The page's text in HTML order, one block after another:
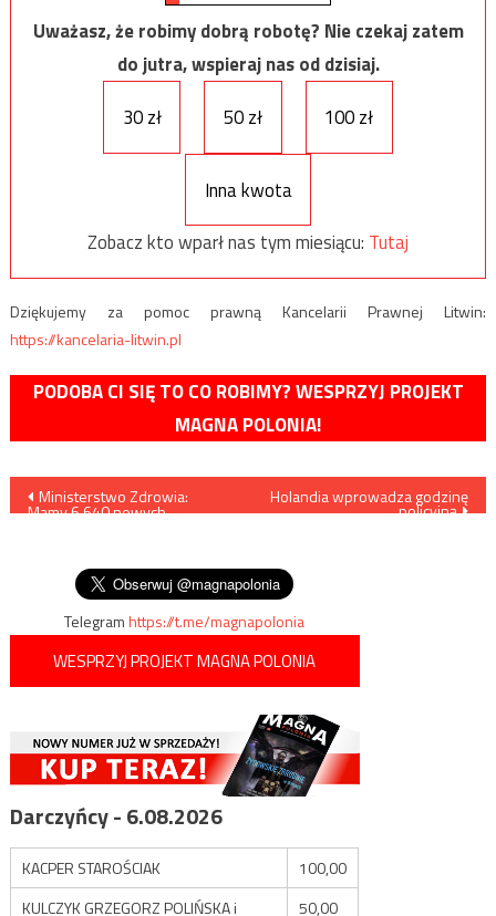
Uważasz, że robimy dobrą robotę? Nie czekaj zatem
do jutra, wspieraj nas od dzisiaj.
30 zł
50 zł 100 zł
Inna kwota
Zobacz kto wparł nas tym miesiącu: Tutaj
Dziękujemy za pomoc prawną Kancelarii Prawnej Litwin:
https://kancelaria-litwin.pl
PODOBA CI SIĘ TO CO ROBIMY? WESPRZYJ PROJEKT
MAGNA POLONIA!
Nawigacja
Ministerstwo Zdrowia:
Mamy 6.640 nowych
Holandia wprowadza godzinę
policyjną
Telegramhttps://t.me/magnapolonia
WESPRZYJ PROJEKT MAGNA POLONIA
Darczyńcy - 6.08.2026
KACPER STAROŚCIAK
100,00
KULCZYK GRZEGORZ POLIŃSKA i
50,00